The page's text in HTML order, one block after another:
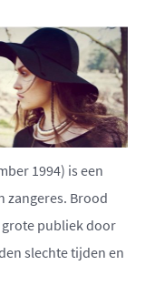
1994) is een
zangeres. Brood
publiek door
slechte tijden en